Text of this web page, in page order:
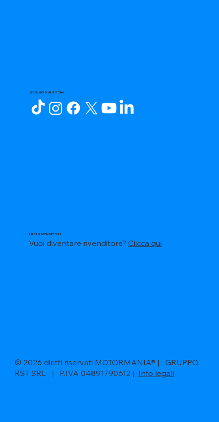
SEGUICI SUI SOCIAL
AREA RIVENDITORI
Vuoi diventare rivenditore?Clicca qui
© 2026 diritti riservati MOTORMANIA® | GRUPPO
RST SRL | P.IVA 04891790612 | Info legali